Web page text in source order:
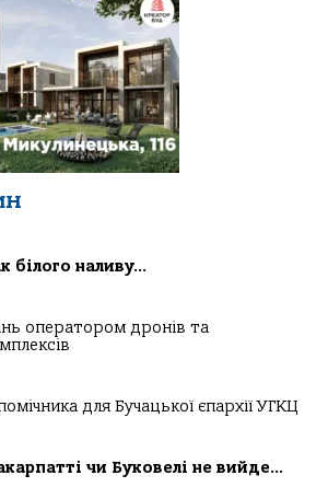
білого наливу…
оператором дронів та
для Бучацької єпархії УГКЦ
чи Буковелі не вийде…